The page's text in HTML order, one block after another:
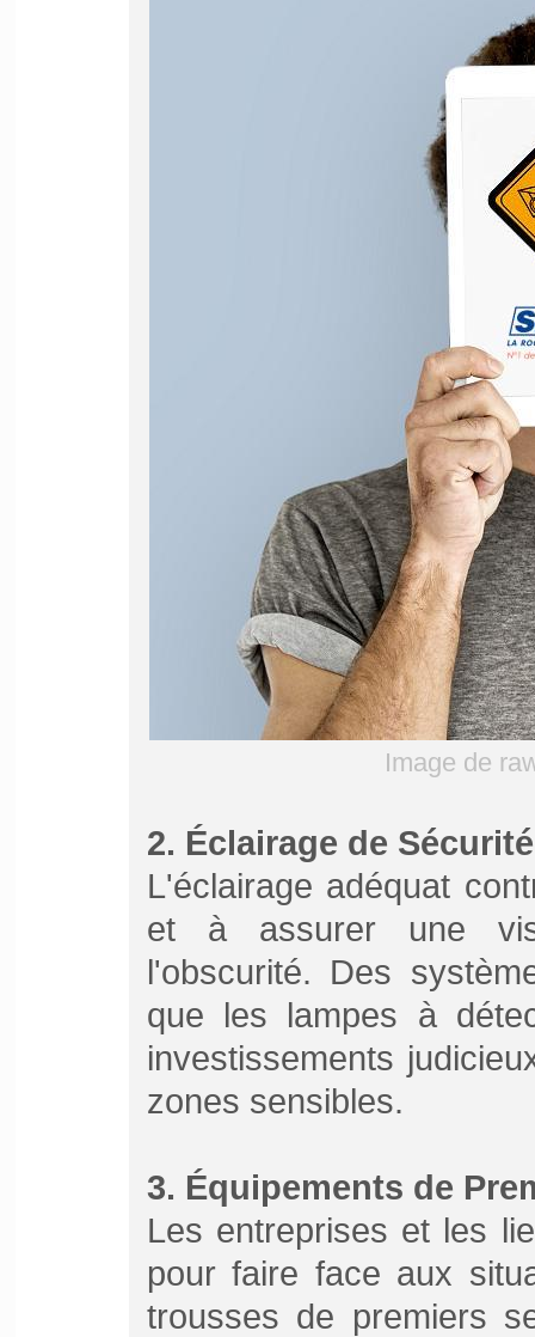
Image de
2. Éclairage de Sécurité
L'éclairage adéquat
et à assurer une
l'obscurité. Des
que les lampes à
investissements
zones sensibles.
3. Équipements de
Les entreprises et les
pour faire face aux
trousses de premiers